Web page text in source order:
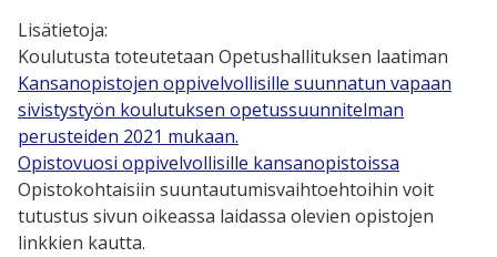
Lisätietoja:
Koulutusta toteutetaan Opetushallituksen laatiman
Kansanopistojen oppivelvollisille suunnatun vapaan
sivistystyön koulutuksen opetussuunnitelman
perusteiden 2021 mukaan.
Opistovuosi oppivelvollisille kansanopistoissa
Opistokohtaisiin suuntautumisvaihtoehtoihin voit
tutustus sivun oikeassa laidassa olevien opistojen
linkkien kautta.